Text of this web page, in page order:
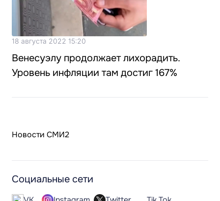
18 августа 2022 15:20
Венесуэлу продолжает лихорадить.
Уровень инфляции там достиг 167%
Новости СМИ2
Социальные сети